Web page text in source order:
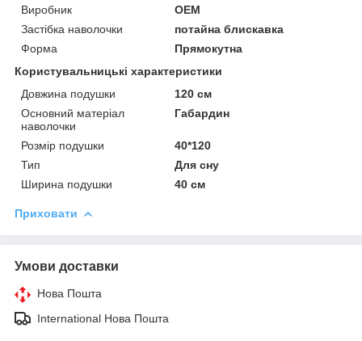
Виробник
OEM
Застібка наволочки
потайна блискавка
Форма
Прямокутна
Користувальницькі характеристики
Довжина подушки
120 см
Основний матеріал
наволочки
Габардин
Розмір подушки
40*120
Тип
Для сну
Ширина подушки
40 см
Приховати
Умови доставки
Нова Пошта
International Нова Пошта